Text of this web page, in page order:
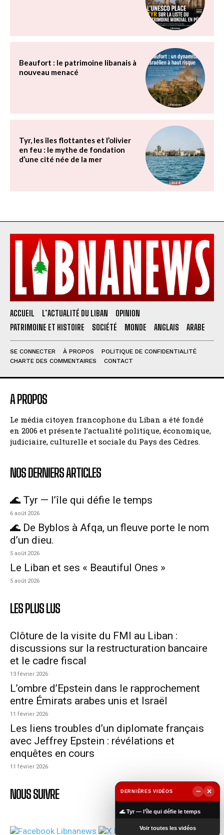
Beaufort : le patrimoine libanais à
nouveau menacé
Tyr, les îles flottantes et l’olivier
en feu : le mythe de fondation
d’une cité née de la mer
ACCUEIL L’ACTUALITÉ DU LIBAN
OPINION
PATRIMOINE ET HISTOIRE
SOCIÉTÉ MONDE ANGLAIS ARABE
SE CONNECTER À PROPOS
POLITIQUE DE CONFIDENTIALITÉ
CHARTE DES COMMENTAIRES
CONTACT
A PROPOS
Le média citoyen francophone du Liban a été fondé
en 2006 et présente l’actualité politique, économique,
judiciaire, culturelle et sociale du Pays des Cèdres.
NOS DERNIERS ARTICLES
🌊 Tyr — l’île qui défie le temps
6 août 2026
🌊 De Byblos à Afqa, un fleuve porte le nom
d’un dieu.
5 août 2026
Le Liban et ses « Beautiful Ones »
5 août 2026
LES PLUS LUS
Clôture de la visite du FMI au Liban :
discussions sur la restructuration bancaire
et le cadre fiscal
13 février 2026
L’ombre d’Epstein dans le rapprochement
entre Émirats arabes unis et Israël
11 février 2026
Les liens troubles d’un diplomate français
avec Jeffrey Epstein : révélations et
enquêtes en cours
11 février 2026
NOUS SUIVRE DERNIÈRES VIDÉOS −
×
🌊 Tyr — l’île qui défie le temps
Voir toutes les vidéos